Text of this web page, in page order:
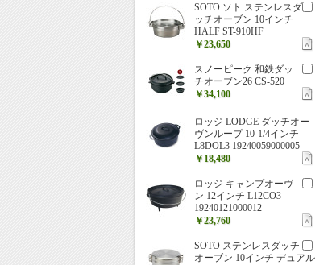
SOTO ソト ステンレスダ
ッチオーブン 10インチ
HALF ST-910HF
￥23,650
スノーピーク 和鉄ダッ
チオーブン26 CS-520
￥34,100
ロッジ LODGE ダッチオー
ヴンループ 10-1/4インチ
L8DOL3 19240059000005
￥18,480
ロッジ キャンプオーヴ
ン 12インチ L12CO3
19240121000012
￥23,760
SOTO ステンレスダッチ
オーブン 10インチ デュアル